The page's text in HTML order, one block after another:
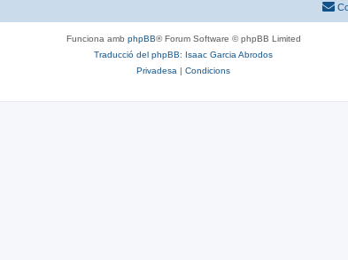
Funciona amb phpBB® Forum Software © phpBB Limited
Traducció del phpBB: Isaac Garcia Abrodos
Privadesa | Condicions